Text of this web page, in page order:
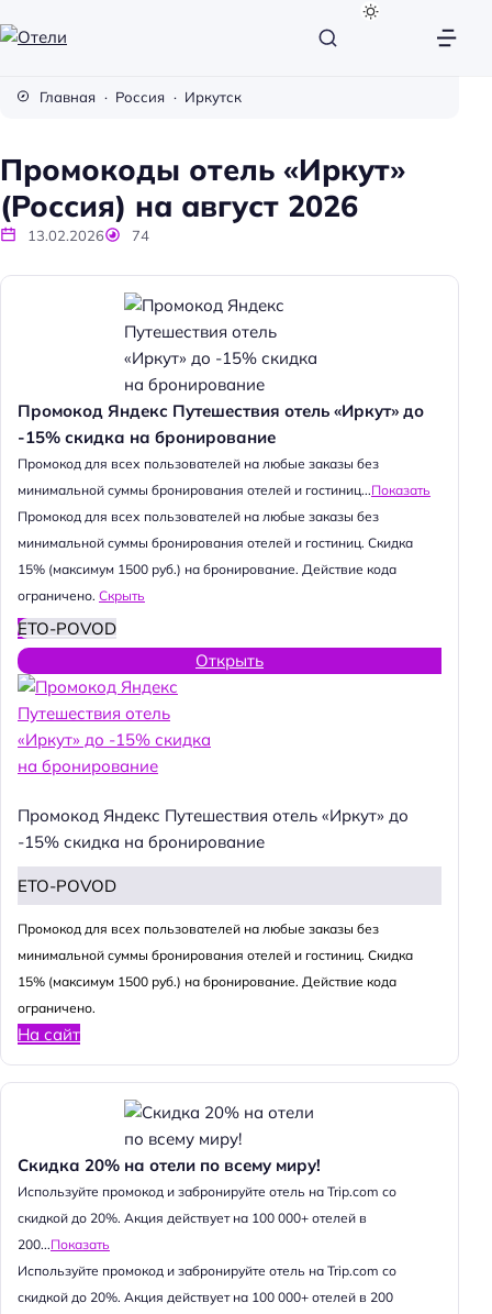
и
Главная Россия Иркутск
Промокоды отель «Иркут»
(Россия) на август 2026
13.02.2026 74
Промокод Яндекс Путешествия отель «Иркут» до
-15% скидка на бронирование
Промокод для всех пользователей на любые заказы без
минимальной суммы бронирования отелей и гостиниц...Показать
Промокод для всех пользователей на любые заказы без
минимальной суммы бронирования отелей и гостиниц. Скидка
15% (максимум 1500 руб.) на бронирование. Действие кода
ограничено. Скрыть
ETO-POVOD
Открыть
Промокод Яндекс Путешествия отель «Иркут» до
-15% скидка на бронирование
ETO-POVOD
Промокод для всех пользователей на любые заказы без
минимальной суммы бронирования отелей и гостиниц. Скидка
15% (максимум 1500 руб.) на бронирование. Действие кода
ограничено.
На сайт
Скидка 20% на отели по всему миру!
Используйте промокод и забронируйте отель на Trip.com со
скидкой до 20%. Акция действует на 100 000+ отелей в
200...Показать
Используйте промокод и забронируйте отель на Trip.com со
скидкой до 20%. Акция действует на 100 000+ отелей в 200